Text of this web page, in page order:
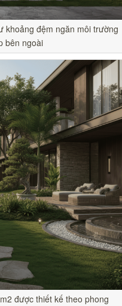
khoảng đệm ngăn môi trường
bên ngoài
được thiết kế theo phong